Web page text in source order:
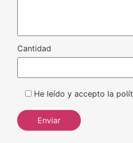
Cantidad
He leído y accepto la